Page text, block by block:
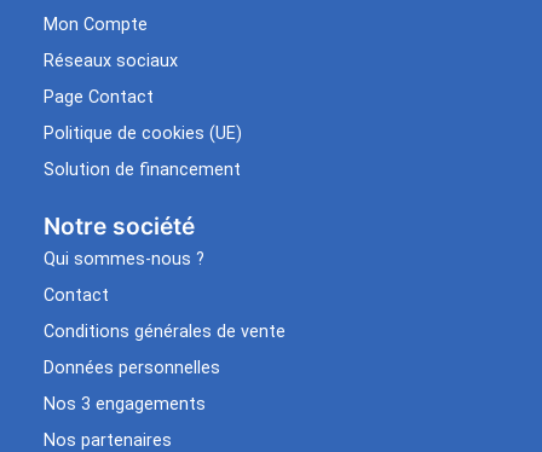
Mon Compte
Réseaux sociaux
Page Contact
Politique de cookies (UE)
Solution de financement
Notre société
Qui sommes-nous ?
Contact
Conditions générales de vente
Données personnelles
Nos 3 engagements
Nos partenaires